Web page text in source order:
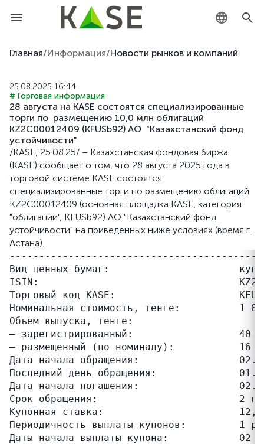
KZ
EN
Главная/Информация/Новости рынков и компаний
25.08.2025 16:44
#Торговая информация
28 августа на KASE состоятся специализированные
торги по размещению 10,0 млн облигаций
KZ2C00012409 (KFUSb92) АО "Казахстанский фонд
устойчивости"
/KASE, 25.08.25/ – Казахстанская фондовая биржа
(KASE) сообщает о том, что 28 августа 2025 года в
торговой системе KASE состоятся
специализированные торги по размещению облигаций
KZ2C00012409 (основная площадка KASE, категория
"облигации", KFUSb92) АО "Казахстанский фонд
устойчивости" на приведенных ниже условиях (время г.
Астана).
Вид ценных бумаг:
ISIN:
Торговый код KASE:
Номинальная стоимость, тенге:          1
Объем выпуска, тенге:
– зарегистрированный:                  40
– размещенный (по номиналу):           16
Дата начала обращения:
Последний день обращения:
Дата начала погашения:
Срок обращения:                        2
Купонная ставка:                       12,50
Периодичность выплаты купонов:         1
Даты начала выплаты купона:            02